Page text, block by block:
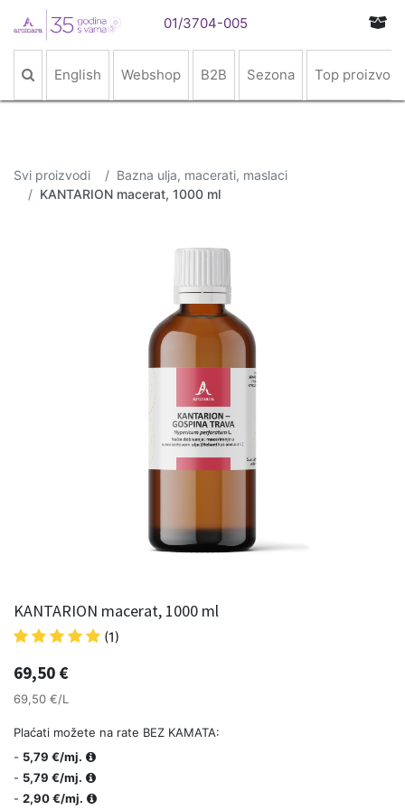
01/3704-005
English Webshop B2B Sezona Top proizvodi
Svi proizvodi
Bazna ulja, macerati, maslaci
KANTARION macerat, 1000 ml
KANTARION macerat, 1000 ml
(1)
69,50 €
69,50 €/L
Plaćati možete na rate BEZ KAMATA:
- 5,79 €/mj.
- 5,79 €/mj.
- 2,90 €/mj.